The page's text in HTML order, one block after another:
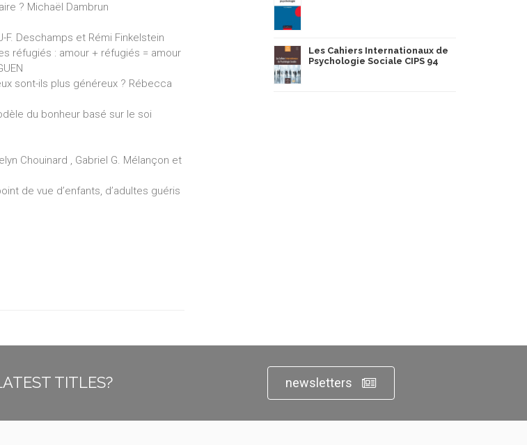
? Michaël Dambrun
Deschamps et Rémi Finkelstein
réfugiés : amour + réfugiés = amour
sont-ils plus généreux ? Rébecca
du bonheur basé sur le soi
Chouinard , Gabriel G. Mélançon et
de vue d’enfants, d’adultes guéris
Les Cahiers Internationaux de
Psychologie Sociale CIPS 94
TITLES? newsletters